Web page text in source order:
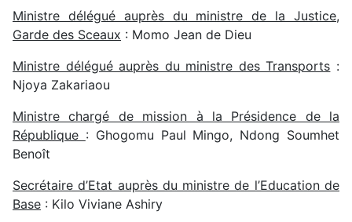
Ministre délégué auprès du ministre de la Justice,
Garde des Sceaux : Momo Jean de Dieu
Ministre délégué auprès du ministre des Transports :
Njoya Zakariaou
Ministre chargé de mission à la Présidence de la
République : Ghogomu Paul Mingo, Ndong Soumhet
Benoît
Secrétaire d’Etat auprès du ministre de l’Education de
Base : Kilo Viviane Ashiry